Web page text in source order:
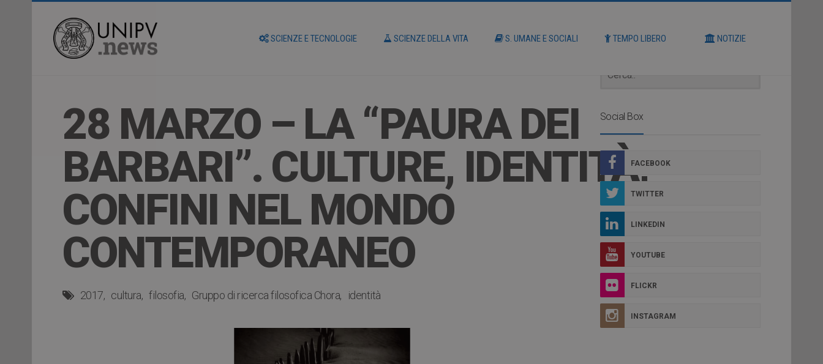
SCIENZE E TECNOLOGIE SCIENZE DELLA VITA S. UMANE E SOCIALI TEMPO LIBERO NOTIZIE
28 MARZO – LA “PAURA DEI
BARBARI”. CULTURE, IDENTITÀ,
CONFINI NEL MONDO
CONTEMPORANEO
2017 cultura filosofia Gruppo di ricerca filosofica Chora identità
Social Box
FACEBOOK
TWITTER
LINKEDIN
YOUTUBE
FLICKR
INSTAGRAM